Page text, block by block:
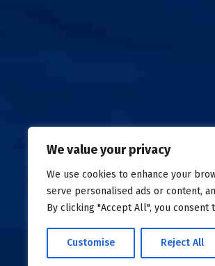
We value your privacy
We use cookies to enhance your
serve personalised ads or content,
By clicking "Accept All", you consent
Customise Reject All
ΣχετικάΝέαΕπικοινωνία
Δωρεές Τροφίμων Collect Emergency
{Year} All right reserved